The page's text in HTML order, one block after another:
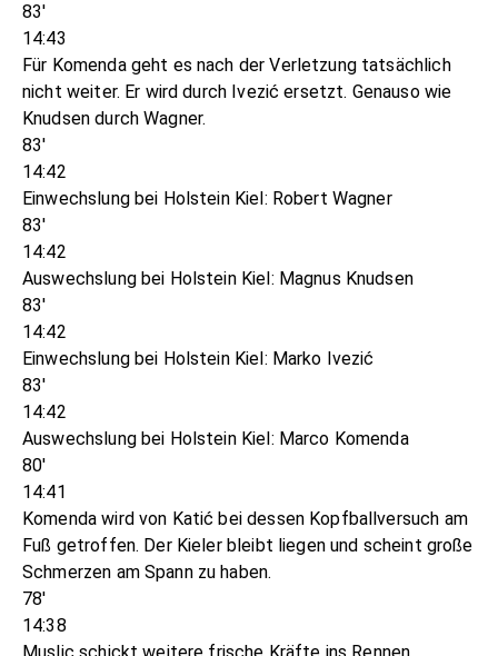
83'
14:43
Für Komenda geht es nach der Verletzung tatsächlich
nicht weiter. Er wird durch Ivezić ersetzt. Genauso wie
Knudsen durch Wagner.
83'
14:42
Einwechslung bei Holstein Kiel: Robert Wagner
83'
14:42
Auswechslung bei Holstein Kiel: Magnus Knudsen
83'
14:42
Einwechslung bei Holstein Kiel: Marko Ivezić
83'
14:42
Auswechslung bei Holstein Kiel: Marco Komenda
80'
14:41
Komenda wird von Katić bei dessen Kopfballversuch am
Fuß getroffen. Der Kieler bleibt liegen und scheint große
Schmerzen am Spann zu haben.
78'
14:38